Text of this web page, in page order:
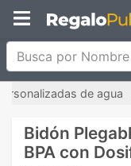
Busca por Nombre
de agua
Bidón
BPA con